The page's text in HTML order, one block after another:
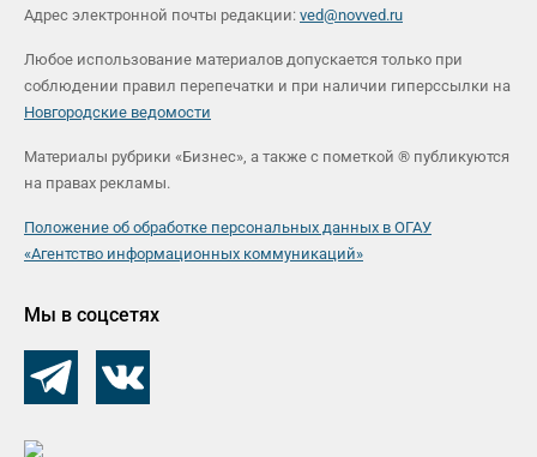
Адрес электронной почты редакции: ved@novved.ru
Любое использование материалов допускается только при
соблюдении правил перепечатки и при наличии гиперссылки на
Новгородские ведомости
Материалы рубрики «Бизнес», а также с пометкой ® публикуются
на правах рекламы.
Положение об обработке персональных данных в ОГАУ
«Агентство информационных коммуникаций»
Мы в соцсетях